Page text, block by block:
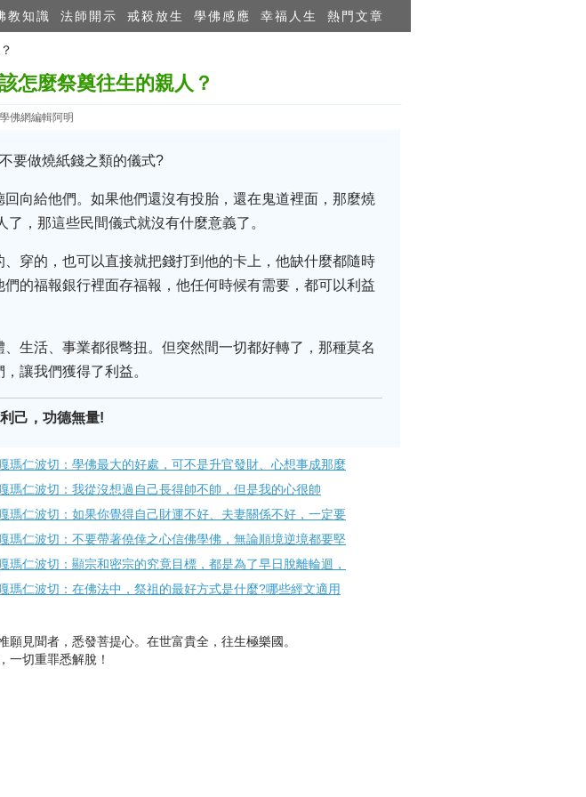
教知識 法師開示 戒殺放生 學佛感應 幸福人生 熱門文章
怎麼祭奠往生的親人？
佛網編輯阿明
要做燒紙錢之類的儀式?
向給他們。如果他們還沒有投胎，還在鬼道裡面，那麼燒
，那這些民間儀式就沒有什麼意義了。
穿的，也可以直接就把錢打到他的卡上，他缺什麼都隨時
的福報銀行裡面存福報，他任何時候有需要，都可以利益
生活、事業都很彆扭。但突然間一切都好轉了，那種莫名
讓我們獲得了利益。
己，功德無量!
瑪仁波切：學佛最大的好處，可不是升官發財、心想事成那麼
瑪仁波切：我從沒想過自己長得帥不帥，但是我的心很帥
瑪仁波切：如果你覺得自己財運不好、夫妻關係不好，一定要
瑪仁波切：不要帶著僥倖之心信佛學佛，無論順境逆境都要堅
瑪仁波切：顯宗和密宗的究竟目標，都是為了早日脫離輪迴，
瑪仁波切：在佛法中，祭祖的最好方式是什麼?哪些經文適用
見聞者，悉發菩提心。在世富貴全，往生極樂國。
一切重罪悉解脫！